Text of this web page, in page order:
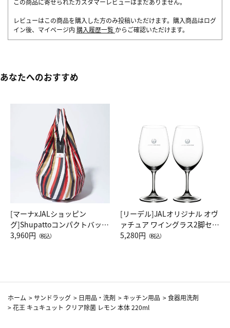
レビューはこの商品を購入した方のみ投稿いただけます。購入商品はログ
イン後、マイページ内 購入履歴一覧 からご確認いただけます。
あなたへのおすすめ
[マーナxJALショッピン
グ]Shupattoコンパクトバッグ
Drop JAL客室乗務員（LC）ス
3,960円 （税込）
[リーデル]JALオリジナル オヴ
ァチュア ワイングラス2脚セッ
ト（レッドワイン）
5,280円 （税込）
ホーム >サンドラッグ > 日用品・洗剤 > キッチン用品 >食器用洗剤
>花王 キュキュット クリア除菌 レモン 本体 220ml